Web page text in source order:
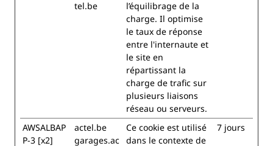
tel.be
l’équilibrage de la
charge. Il optimise
le taux de réponse
entre l'internaute et
le site en
répartissant la
charge de trafic sur
plusieurs liaisons
réseau ou serveurs.
AWSALBAP
P-3 [x2]
actel.be
garages.ac
Ce cookie est utilisé
dans le contexte de
7 jours